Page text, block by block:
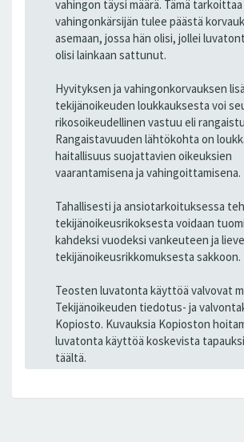
vahingon täysi määrä. Tämä
vahingonkärsijän tulee päästä
asemaan, jossa hän olisi, jollei
olisi lainkaan sattunut.
Hyvityksen ja vahingonkorvauksen
tekijänoikeuden loukkauksesta voi
rikosoikeudellinen vastuu eli
Rangaistavuuden lähtökohta on
haitallisuus suojattavien oikeuksien
vaarantamisena ja vahingoittamisena.
Tahallisesti ja ansiotarkoituksessa
tekijänoikeusrikoksesta voidaan
kahdeksi vuodeksi vankeuteen ja
tekijänoikeusrikkomuksesta sakkoon.
Teosten luvatonta käyttöä valvovat
Tekijänoikeuden tiedotus- ja
Kopiosto. Kuvauksia Kopioston
luvatonta käyttöä koskevista
täältä.